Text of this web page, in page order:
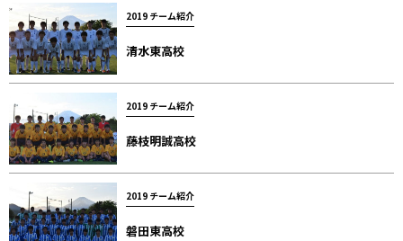
2019 チーム紹介
清水東高校
2019 チーム紹介
藤枝明誠高校
2019 チーム紹介
磐田東高校